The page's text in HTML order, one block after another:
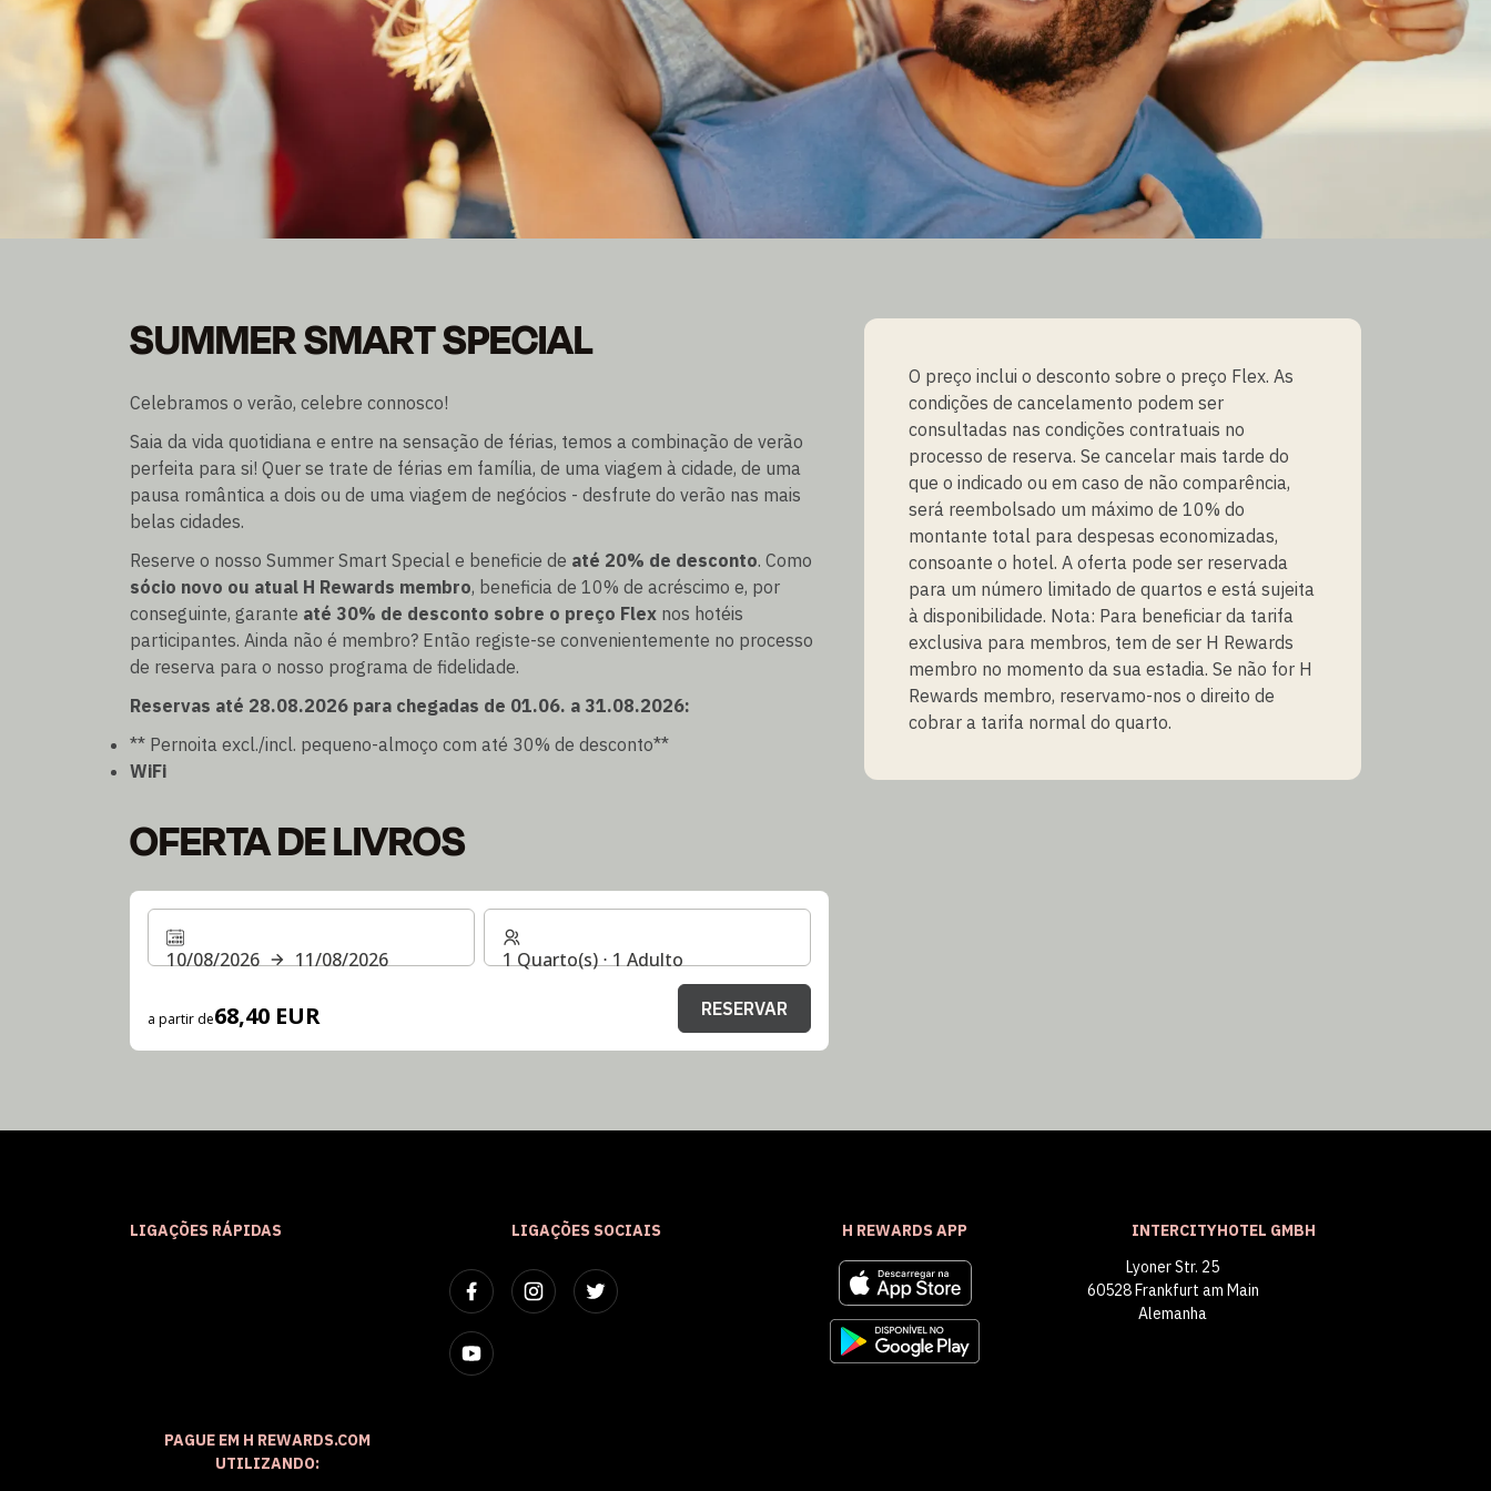
Torne-se membro e poupe até 30% de desconto
SUMMER SMART SPECIAL
Celebramos o verão, celebre connosco!
Saia da vida quotidiana e entre na sensação de férias, temos a combinação de verão
perfeita para si! Quer se trate de férias em família, de uma viagem à cidade, de uma
pausa romântica a dois ou de uma viagem de negócios - desfrute do verão nas mais
belas cidades.
Reserve o nosso Summer Smart Special e beneficie de até 20% de desconto. Como
sócio novo ou atual H Rewards membro, beneficia de 10% de acréscimo e, por
conseguinte, garante até 30% de desconto sobre o preço Flex nos hotéis
participantes. Ainda não é membro? Então registe-se convenientemente no processo
de reserva para o nosso programa de fidelidade.
Reservas até 28.08.2026 para chegadas de 01.06. a 31.08.2026:
** Pernoita excl./incl. pequeno-almoço com até 30% de desconto**
WiFi
OFERTA DE LIVROS
10/08/2026 11/08/2026
a partir de68,40 EUR
1 Quarto(s) ⋅ 1 Adulto
RESERVAR
O preço inclui o desconto sobre o preço Flex. As
condições de cancelamento podem ser
consultadas nas condições contratuais no
processo de reserva. Se cancelar mais tarde do
que o indicado ou em caso de não comparência,
será reembolsado um máximo de 10% do
montante total para despesas economizadas,
consoante o hotel. A oferta pode ser reservada
para um número limitado de quartos e está sujeita
à disponibilidade. Nota: Para beneficiar da tarifa
exclusiva para membros, tem de ser H Rewards
membro no momento da sua estadia. Se não for H
Rewards membro, reservamo-nos o direito de
cobrar a tarifa normal do quarto.
LIGAÇÕES RÁPIDAS LIGAÇÕES SOCIAIS H REWARDS APP
INTERCITYHOTEL GMBH
Lyoner Str. 25
60528 Frankfurt am Main
Alemanha
PAGUE EM H REWARDS.COM
UTILIZANDO: